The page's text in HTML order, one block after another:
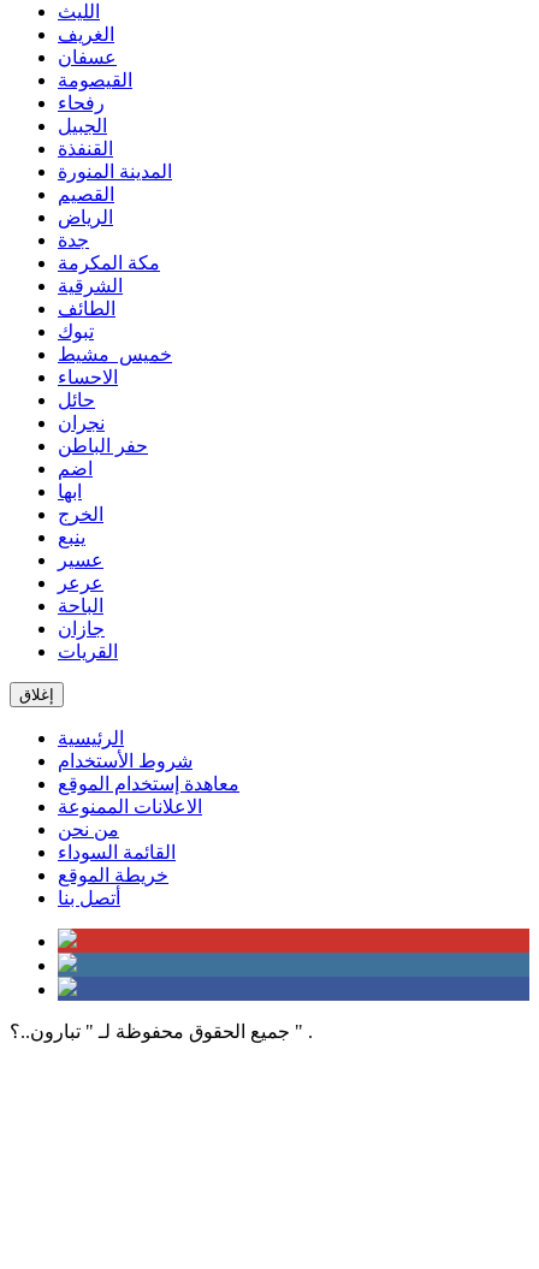
الليث
الغريف
عسفان
القيصومة
رفحاء
الجبيل
القنفذة
المدينة المنورة
القصيم
الرياض
جدة
مكة المكرمة
الشرقية
الطائف
تبوك
خميس مشيط
الاحساء
حائل
نجران
حفر الباطن
اضم
ابها
الخرج
ينبع
عسير
عرعر
الباحة
جازان
القريات
إغلاق
الرئيسية
شروط الأستخدام
معاهدة إستخدام الموقع
الاعلانات الممنوعة
من نحن
القائمة السوداء
خريطة الموقع
أتصل بنا
جميع الحقوق محفوظة لـ " تبارون..؟ " .